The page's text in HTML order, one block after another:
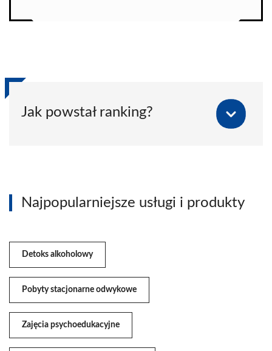
Jak powstał ranking?
Najpopularniejsze usługi i produkty
Detoks alkoholowy
Pobyty stacjonarne odwykowe
Zajęcia psychoedukacyjne